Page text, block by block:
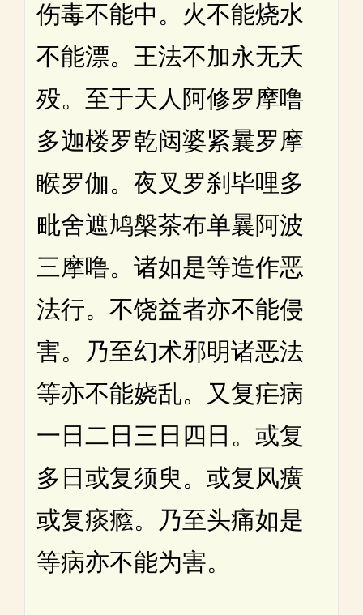
伤毒不能中。火不能烧水
不能漂。王法不加永无夭
殁。至于天人阿修罗摩噜
多迦楼罗乾闼婆紧曩罗摩
睺罗伽。夜叉罗刹毕哩多
毗舍遮鸠槃茶布单曩阿波
三摩噜。诸如是等造作恶
法行。不饶益者亦不能侵
害。乃至幻术邪明诸恶法
等亦不能娆乱。又复疟病
一日二日三日四日。或复
多日或复须臾。或复风癀
或复痰癊。乃至头痛如是
等病亦不能为害。